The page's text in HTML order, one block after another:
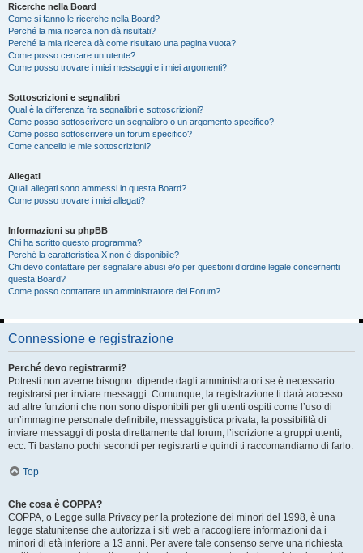
Ricerche nella Board
Come si fanno le ricerche nella Board?
Perché la mia ricerca non dà risultati?
Perché la mia ricerca dà come risultato una pagina vuota?
Come posso cercare un utente?
Come posso trovare i miei messaggi e i miei argomenti?
Sottoscrizioni e segnalibri
Qual è la differenza fra segnalibri e sottoscrizioni?
Come posso sottoscrivere un segnalibro o un argomento specifico?
Come posso sottoscrivere un forum specifico?
Come cancello le mie sottoscrizioni?
Allegati
Quali allegati sono ammessi in questa Board?
Come posso trovare i miei allegati?
Informazioni su phpBB
Chi ha scritto questo programma?
Perché la caratteristica X non è disponibile?
Chi devo contattare per segnalare abusi e/o per questioni d’ordine legale concernenti
questa Board?
Come posso contattare un amministratore del Forum?
Connessione e registrazione
Perché devo registrarmi?
Potresti non averne bisogno: dipende dagli amministratori se è necessario
registrarsi per inviare messaggi. Comunque, la registrazione ti darà accesso
ad altre funzioni che non sono disponibili per gli utenti ospiti come l’uso di
un’immagine personale definibile, messaggistica privata, la possibilità di
inviare messaggi di posta direttamente dal forum, l’iscrizione a gruppi utenti,
ecc. Ti bastano pochi secondi per registrarti e quindi ti raccomandiamo di farlo.
Top
Che cosa è COPPA?
COPPA, o Legge sulla Privacy per la protezione dei minori del 1998, è una
legge statunitense che autorizza i siti web a raccogliere informazioni da i
minori di età inferiore a 13 anni. Per avere tale consenso serve una richiesta